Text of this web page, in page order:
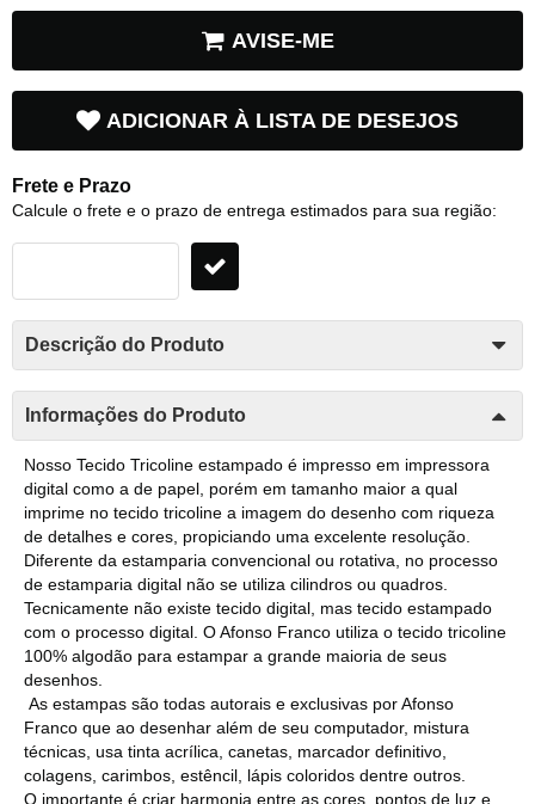
AVISE-ME
ADICIONAR À LISTA DE DESEJOS
Frete e Prazo
Calcule o frete e o prazo de entrega estimados para sua região:
Descrição do Produto
Informações do Produto
Nosso Tecido Tricoline estampado é impresso em impressora
digital como a de papel, porém em tamanho maior a qual
imprime no tecido tricoline a imagem do desenho com riqueza
de detalhes e cores, propiciando uma excelente resolução.
Diferente da estamparia convencional ou rotativa, no processo
de estamparia digital não se utiliza cilindros ou quadros.
Tecnicamente não existe tecido digital, mas tecido estampado
com o processo digital. O Afonso Franco utiliza o tecido tricoline
100% algodão para estampar a grande maioria de seus
desenhos.
As estampas são todas autorais e exclusivas por Afonso
Franco que ao desenhar além de seu computador, mistura
técnicas, usa tinta acrílica, canetas, marcador definitivo,
colagens, carimbos, estêncil, lápis coloridos dentre outros.
O importante é criar harmonia entre as cores, pontos de luz e